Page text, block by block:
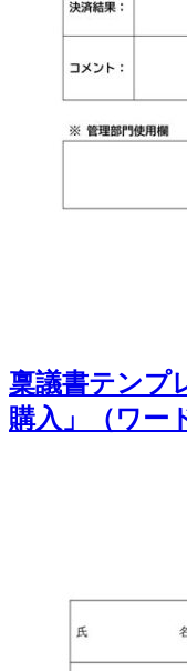
稟議書テンプ
購入」（ワー